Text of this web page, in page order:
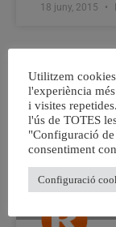
18 juny, 2015
Utilitzem
l'experiència
i visites
l'ús de TOTES
"Configuració
consentiment
Configuració